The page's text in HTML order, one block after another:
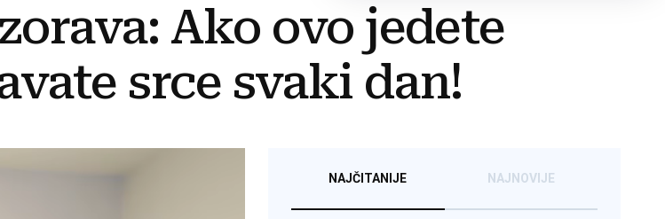
Ako ovo jedete
srce svaki dan!
NAJČITANIJE NAJNOVIJE